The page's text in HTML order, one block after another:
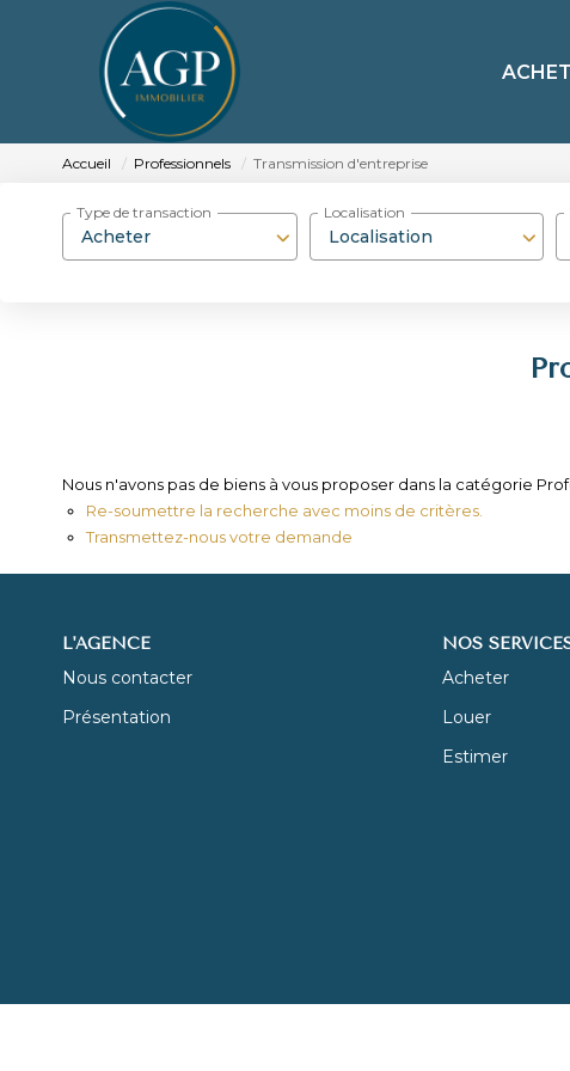
Accueil Professionnels Transmission d'entreprise
Acheter
Type de transaction
Localisation
Localisation
Nous n'avons pas de biens à vous proposer dans la catégorie
Re-soumettre la recherche avec moins de critères.
Transmettez-nous votre demande
L'AGENCE
Nous contacter
Présentation
NOS
Acheter
Louer
Estimer